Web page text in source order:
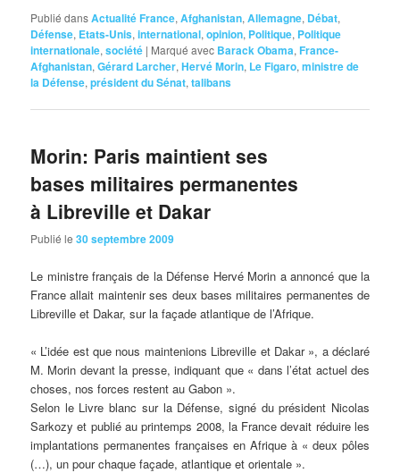
Publié dansActualité France,Afghanistan,Allemagne, Débat,
Défense, Etats-Unis,international,opinion, Politique, Politique
internationale,société | Marqué avec Barack Obama,France-
Afghanistan,Gérard Larcher,Hervé Morin, Le Figaro,ministre de
la Défense,président du Sénat,talibans
Morin: Paris maintient ses
bases militaires permanentes
à Libreville et Dakar
Publié le30 septembre 2009
Le ministre français de la Défense Hervé Morin a annoncé que la
France allait maintenir ses deux bases militaires permanentes de
Libreville et Dakar, sur la façade atlantique de l’Afrique.
« L’idée est que nous maintenions Libreville et Dakar », a déclaré
M. Morin devant la presse, indiquant que « dans l’état actuel des
choses, nos forces restent au Gabon ».
Selon le Livre blanc sur la Défense, signé du président Nicolas
Sarkozy et publié au printemps 2008, la France devait réduire les
implantations permanentes françaises en Afrique à « deux pôles
(…), un pour chaque façade, atlantique et orientale ».